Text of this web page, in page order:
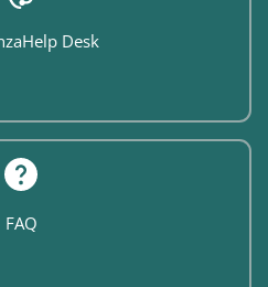
Help Desk
FAQ